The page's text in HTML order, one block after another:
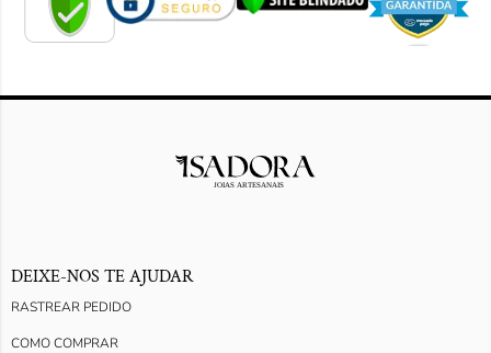
DEIXE-NOS TE AJUDAR
RASTREAR PEDIDO
COMO COMPRAR